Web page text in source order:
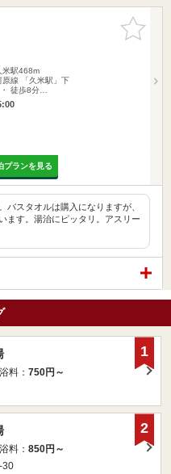
お気に入
りに追加
米駅468m
線 「久米駅」下
徒歩8分…
プランを見る
バスタオルは購入になりますが、
ます。湯治にピッタリ。アスリー
料： 750円～
1
料： 850円～
30
2